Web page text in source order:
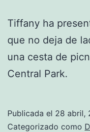
Tiffany ha
que no deja de
una cesta de
Central Park.
Publicada el 28 abril,
Categorizado como